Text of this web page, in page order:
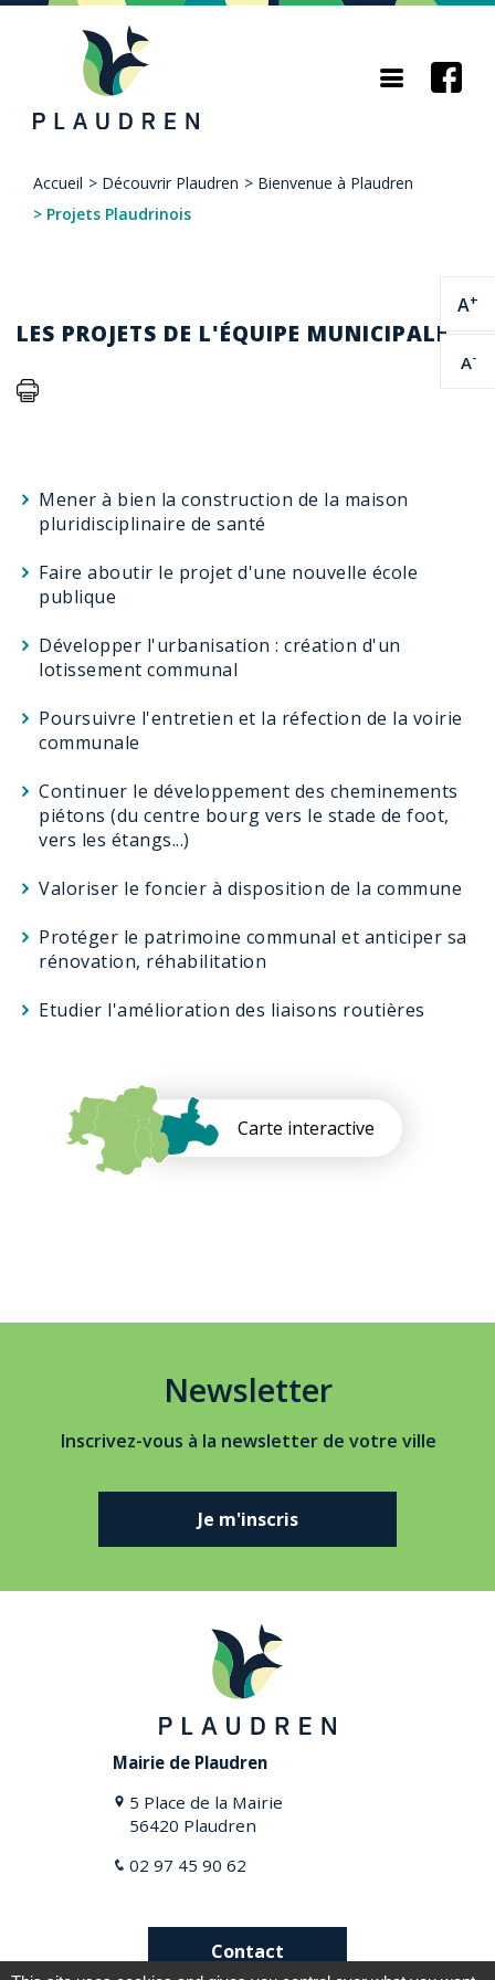
Aller
contenu
principal
A+
A-
Fil
Accueil > Découvrir Plaudren > Bienvenue à Plaudren
> Projets Plaudrinois
LES PROJETS DE L'ÉQUIPE MUNICIPALE
Mener à bien la construction de la maison
pluridisciplinaire de santé
Faire aboutir le projet d'une nouvelle école
publique
Développer l'urbanisation : création d'un
lotissement communal
Poursuivre l'entretien et la réfection de la voirie
communale
Continuer le développement des cheminements
piétons (du centre bourg vers le stade de foot,
vers les étangs...)
Valoriser le foncier à disposition de la commune
Protéger le patrimoine communal et anticiper sa
rénovation, réhabilitation
Etudier l'amélioration des liaisons routières
Carte interactive
Newsletter
Inscrivez-vous à la newsletter de votre ville
Je m'inscris
Mairie de Plaudren
5 Place de la Mairie
56420 Plaudren
02 97 45 90 62
Contact